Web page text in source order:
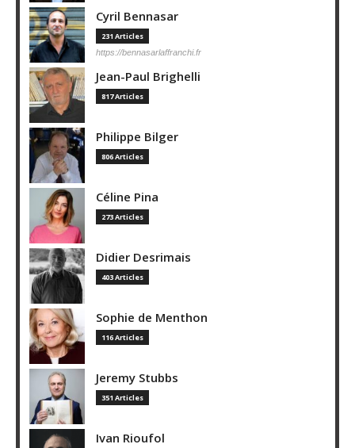
Cyril Bennasar
231 Articles
https://bennasarlaffranchi.fr
Jean-Paul Brighelli
817 Articles
Philippe Bilger
806 Articles
Céline Pina
273 Articles
Didier Desrimais
403 Articles
Sophie de Menthon
116 Articles
Jeremy Stubbs
351 Articles
Ivan Rioufol